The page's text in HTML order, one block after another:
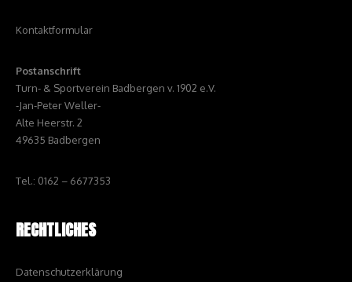
Kontaktformular
Postanschrift
Turn- & Sportverein Badbergen v. 1902 e.V.
-Jan-Peter Weller-
Alte Heerstr. 2
49635 Badbergen
Tel.: 0162 – 6677353
RECHTLICHES
Datenschutzerklärung